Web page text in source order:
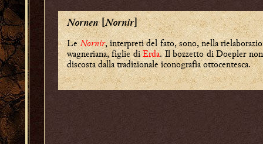
Nornen[Nornir]
LeNornir, interpreti del fato, sono, nella
wagneriana, figlie diErda. Il bozzetto di Doepler
discosta dalla tradizionale iconografia ottocentesca.